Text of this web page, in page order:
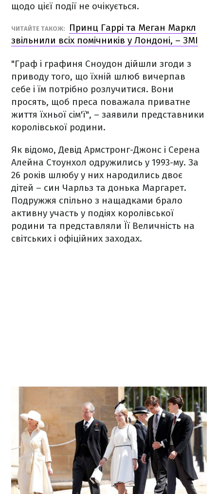
щодо цієї події не очікується.
ЧИТАЙТЕ ТАКОЖ:
Принц Гаррі та Меган Маркл
звільнили всіх помічників у Лондоні, – ЗМІ
"Граф і графиня Сноудон дійшли згоди з
приводу того, що їхній шлюб вичерпав
себе і їм потрібно розлучитися. Вони
просять, щоб преса поважала приватне
життя їхньої сім'ї", – заявили представники
королівської родини.
Як відомо, Девід Армстронг-Джонс і Серена
Алейна Стоунхол одружились у 1993-му. За
26 років шлюбу у них народились двоє
дітей – син Чарльз та донька Маргарет.
Подружжя спільно з нащадками брало
активну участь у подіях королівської
родини та представляли Її Величність на
світських і офіційних заходах.